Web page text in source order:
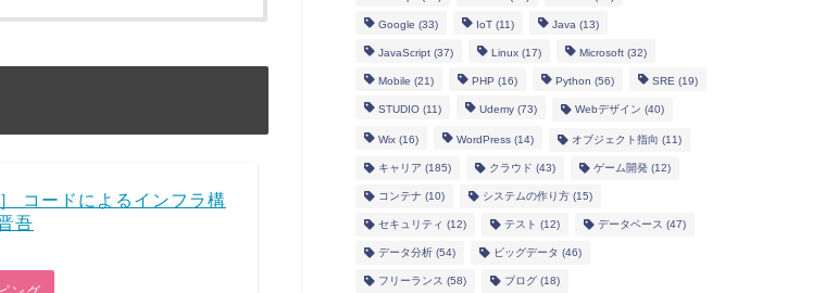
コードによるインフラ構
吾
Google (33) IoT(11) Java (13)
JavaScript(37) Linux(17) Microsoft(32)
Mobile (21) PHP (16) Python (56) SRE (19)
STUDIO(11) Udemy(73) Webデザイン (40)
Wix(16) WordPress(14) オブジェクト指向 (11)
キャリア (185) クラウド (43) ゲーム開発(12)
コンテナ (10) システムの作り方(15)
セキュリティ (12) テスト (12) データベース (47)
データ分析(54) ビッグデータ (46)
フリーランス (58) ブログ(18)